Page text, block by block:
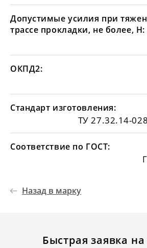
Допустимые усилия при
трассе прокладки, не более, Н:
ОКПД2:
Стандарт изготовления:
ТУ 27.32.14-
Соответствие по ГОСТ:
Назад в марку
Быстрая заявка